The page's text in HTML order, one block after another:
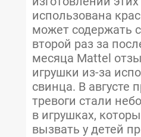
использована
может содержать
второй раз за
месяца Mattel
игрушки из-за
свинца. В августе
тревоги стали
в игрушках,
вызвать у детей